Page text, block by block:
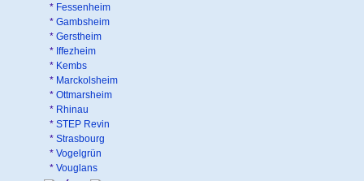
* Fessenheim
* Gambsheim
* Gerstheim
* Iffezheim
* Kembs
* Marckolsheim
* Ottmarsheim
* Rhinau
* STEP Revin
* Strasbourg
* Vogelgrün
* Vouglans